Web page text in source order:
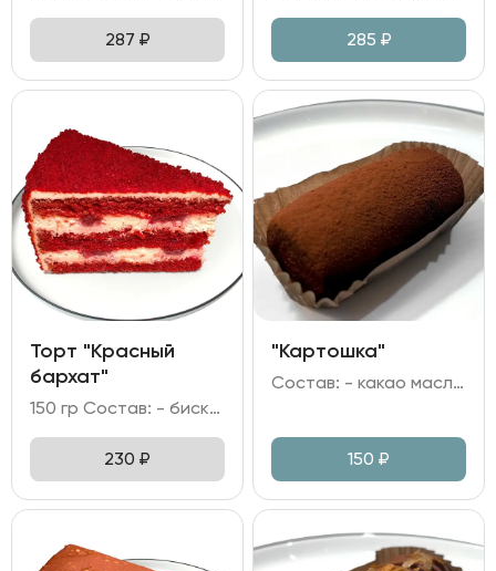
287 ₽ 285 ₽
Торт "Красный
бархат"
150 гр Состав: - бисквит; - клубничная прослойка; - крем сливочно-творожный.
230 ₽
"Картошка"
Состав: - какао масло; масло сливочное; - мука пшеничная; яйцо куриное; - сгущеное молоко; ликер Амаретто; какао; сахар.
150 ₽